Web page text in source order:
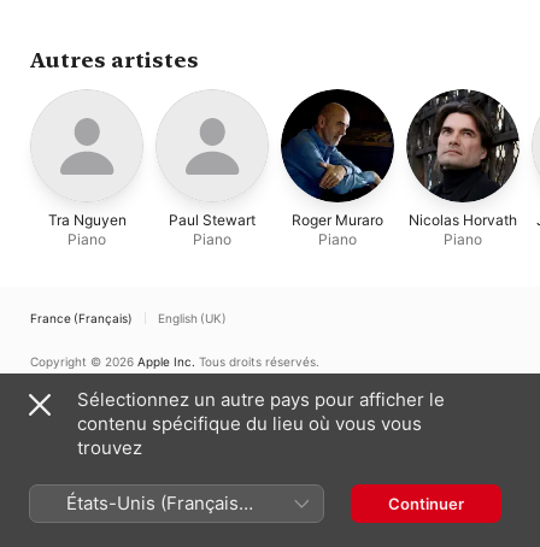
Autres artistes
Tra Nguyen
Piano
Paul Stewart
Piano
Roger Muraro
Piano
Nicolas Horvath
Piano
France (Français) English (UK)
Copyright © 2026 Apple Inc. Tous droits réservés.
Conditions générales des services Internet
Apple Music et confidentialité
Avertissement concernant les cookies
Assistance Remarques
Sélectionnez un autre pays pour afficher le
contenu spécifique du lieu où vous vous
trouvez
États-Unis (Français
France)
Continuer